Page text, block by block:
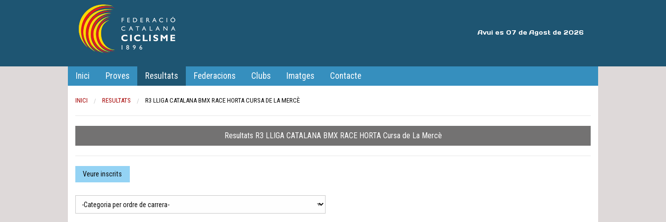
Avui es 07 de Agost de 2026
Inici Proves Resultats Federacions Clubs Imatges Contacte
INICI RESULTATS CURRENT:
R3 LLIGA CATALANA BMX RACE HORTA CURSA DE LA MERCÈ
Resultats R3 LLIGA CATALANA BMX RACE HORTA Cursa de La Mercè
Veure inscrits